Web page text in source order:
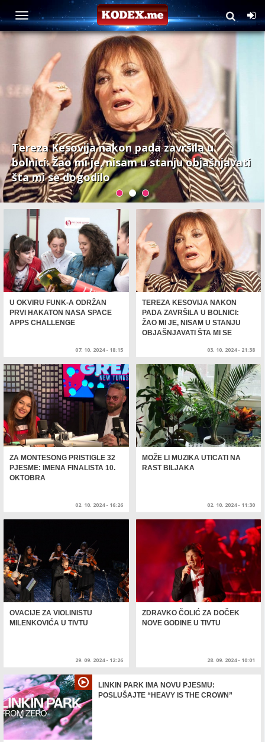
Muzika
Tereza Kesovija nakon pada završila u
bolnici: Žao mi je, nisam u stanju objašnjavati
šta mi se dogodilo
U OKVIRU FUNK-A ODRŽAN
PRVI HAKATON NASA SPACE
APPS CHALLENGE
07. 10. 2024 - 18:15
TEREZA KESOVIJA NAKON
PADA ZAVRŠILA U BOLNICI:
ŽAO MI JE, NISAM U STANJU
OBJAŠNJAVATI ŠTA MI SE
03. 10. 2024 - 21:38
ZA MONTESONG PRISTIGLE 32
PJESME: IMENA FINALISTA 10.
OKTOBRA
02. 10. 2024 - 16:26
MOŽE LI MUZIKA UTICATI NA
RAST BILJAKA
02. 10. 2024 - 11:30
OVACIJE ZA VIOLINISTU
MILENKOVIĆA U TIVTU
29. 09. 2024 - 12:26
ZDRAVKO ČOLIĆ ZA DOČEK
NOVE GODINE U TIVTU
28. 09. 2024 - 10:01
LINKIN PARK IMA NOVU PJESMU:
POSLUŠAJTE “HEAVY IS THE CROWN”